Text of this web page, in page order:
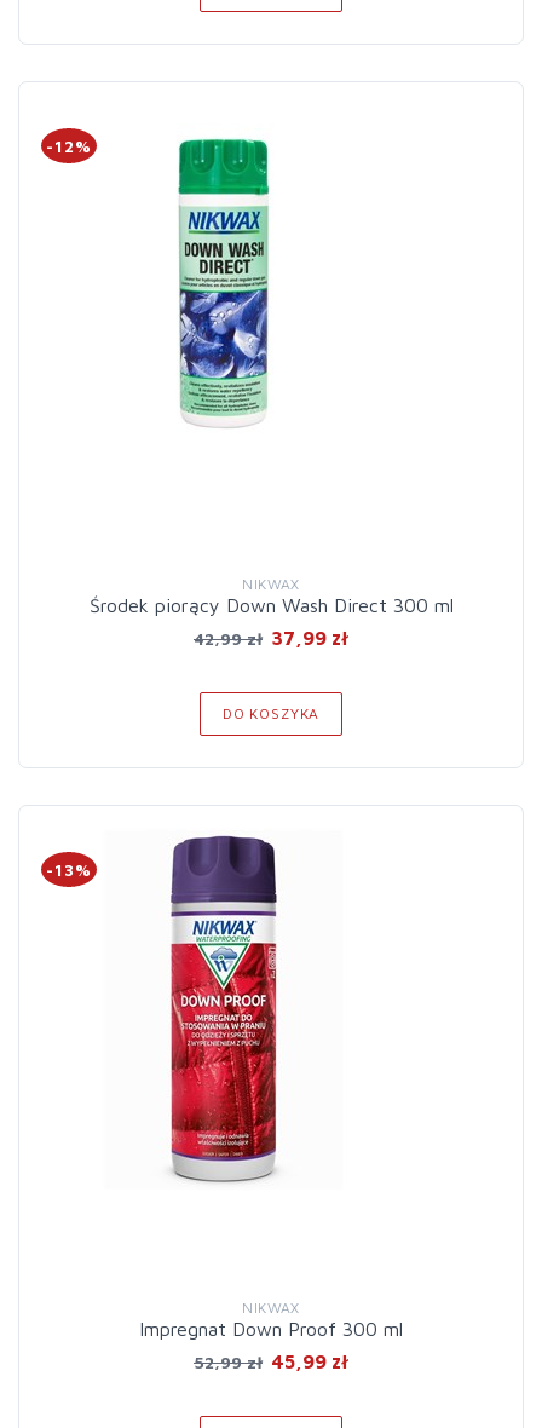
-12%
NIKWAX
Środek piorący Down Wash Direct 300 ml
42,99 zł 37,99 zł
DO KOSZYKA
-13%
NIKWAX
Impregnat Down Proof 300 ml
52,99 zł 45,99 zł